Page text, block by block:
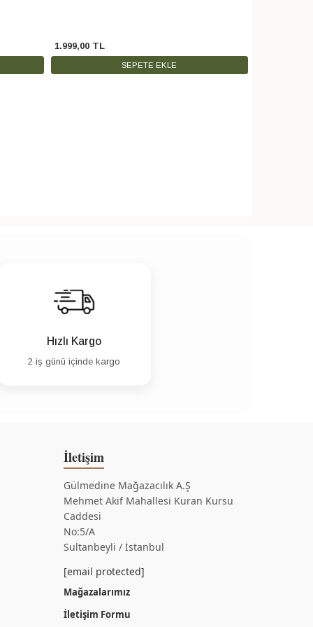
1.999,00 TL
SEPETE EKLE
Hızlı Kargo
2 iş günü içinde kargo
İletişim
Gülmedine Mağazacılık A.Ş
Mehmet Akif Mahallesi Kuran Kursu
Caddesi
No:5/A
Sultanbeyli / İstanbul
[email protected]
Mağazalarımız
İletişim Formu